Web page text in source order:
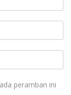
peramban ini